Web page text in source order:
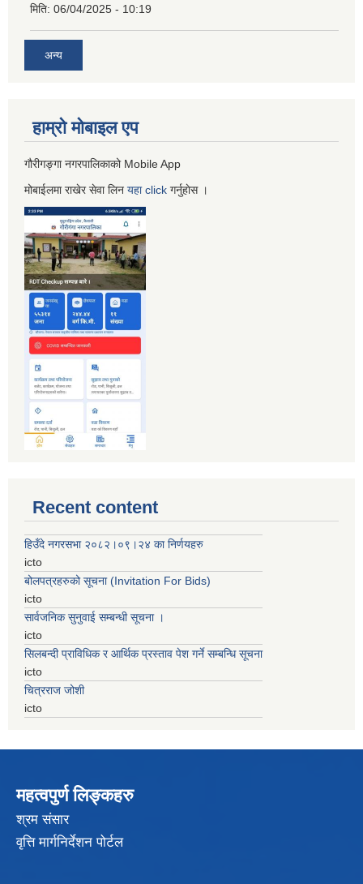
मिति: 06/04/2025 - 10:19
अन्य
हाम्रो माेबाइल एप
गौरीगङ्गा नगरपालिकाको Mobile App
मोबाईलमा राखेर सेवा लिन यहाclick गर्नुहाेस ।
Recent content
हिउँदे नगरसभा २०८२।०९।२४ का निर्णयहरु
icto
बोलपत्रहरुको सूचना (Invitation For Bids)
icto
सार्वजनिक सुनुवाई सम्बन्धी सूचना ।
icto
सिलबन्दी प्राविधिक र आर्थिक प्रस्ताव पेश गर्ने सम्बन्धि सूचना
icto
चित्रराज जोशी
icto
महत्वपुर्ण लिङ्कहरु
श्रम संसार
वृत्ति मार्गनिर्देशन पोर्टल